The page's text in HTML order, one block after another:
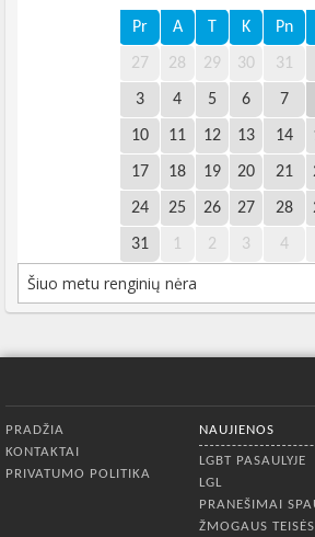
Pr A T K Pn
27 28 29 30 31
3 4 5 6 7
10 11 12 13 14
17 18 19 20 21
24 25 26 27 28
31 1 2 3 4
Šiuo metu renginių nėra
PRADŽIA
KONTAKTAI
PRIVATUMO POLITIKA
NAUJIENOS
LGBT PASAULYJE
LGL
PRANEŠIMAI
ŽMOGAUS TEISĖS